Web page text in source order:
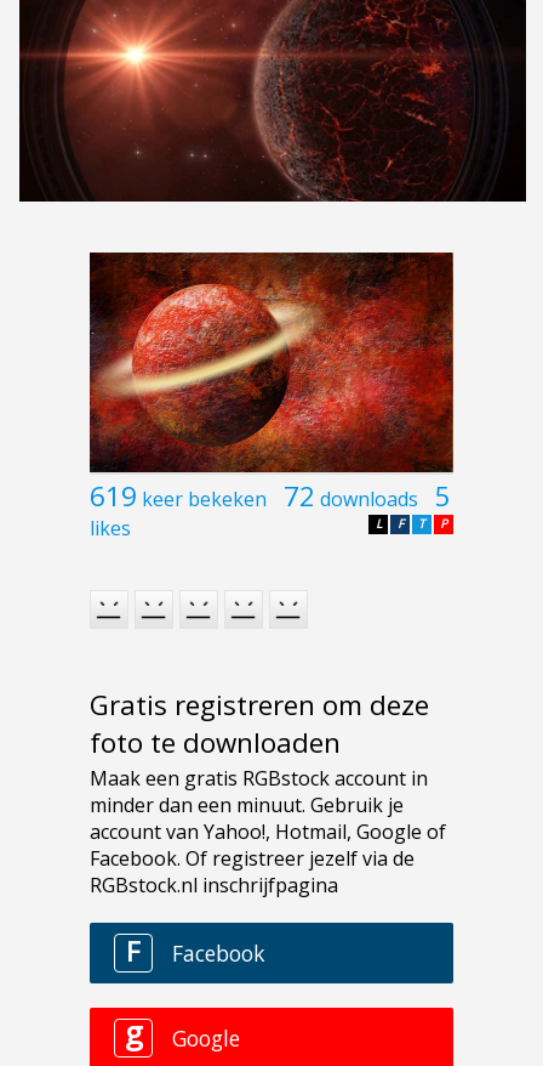
619 keer bekeken 72 downloads 5
likes P
T
F
L
Gratis registreren om deze
foto te downloaden